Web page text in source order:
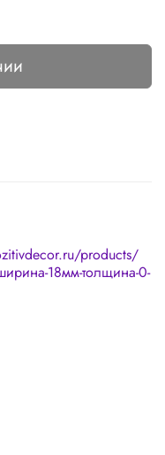
products/
18мм-толщина-0-